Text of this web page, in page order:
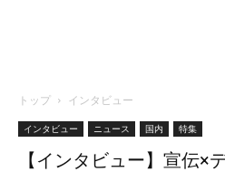
トップ インタビュー
インタビュー ニュース 国内 特集
【インタビュー】宣伝×